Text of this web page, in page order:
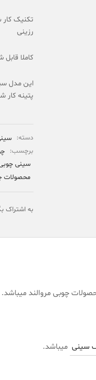
تکنیک
رزینی
کاملا
این مدل
پتینه
دسته:
برچسب:
سینی
محصولات
به اشتراک
چوبی مروالند میباشد.
سینی میباشد.